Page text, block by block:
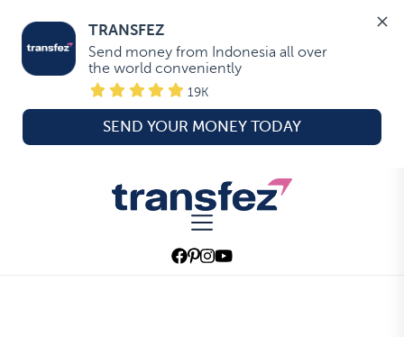
TRANSFEZ
Send money from Indonesia all over
the world conveniently
19K
SEND YOUR MONEY TODAY
Transfez